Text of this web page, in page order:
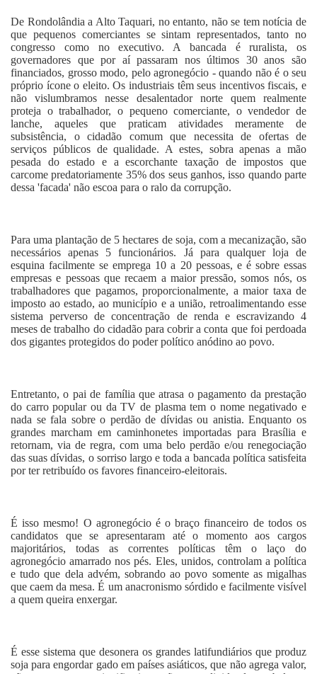
De Rondolândia a Alto Taquari, no entanto, não se tem notícia de
que pequenos comerciantes se sintam representados, tanto no
congresso como no executivo. A bancada é ruralista, os
governadores que por aí passaram nos últimos 30 anos são
financiados, grosso modo, pelo agronegócio - quando não é o seu
próprio ícone o eleito. Os industriais têm seus incentivos fiscais, e
não vislumbramos nesse desalentador norte quem realmente
proteja o trabalhador, o pequeno comerciante, o vendedor de
lanche, aqueles que praticam atividades meramente de
subsistência, o cidadão comum que necessita de ofertas de
serviços públicos de qualidade. A estes, sobra apenas a mão
pesada do estado e a escorchante taxação de impostos que
carcome predatoriamente 35% dos seus ganhos, isso quando parte
dessa 'facada' não escoa para o ralo da corrupção.
Para uma plantação de 5 hectares de soja, com a mecanização, são
necessários apenas 5 funcionários. Já para qualquer loja de
esquina facilmente se emprega 10 a 20 pessoas, e é sobre essas
empresas e pessoas que recaem a maior pressão, somos nós, os
trabalhadores que pagamos, proporcionalmente, a maior taxa de
imposto ao estado, ao município e a união, retroalimentando esse
sistema perverso de concentração de renda e escravizando 4
meses de trabalho do cidadão para cobrir a conta que foi perdoada
dos gigantes protegidos do poder político anódino ao povo.
Entretanto, o pai de família que atrasa o pagamento da prestação
do carro popular ou da TV de plasma tem o nome negativado e
nada se fala sobre o perdão de dívidas ou anistia. Enquanto os
grandes marcham em caminhonetes importadas para Brasília e
retornam, via de regra, com uma belo perdão e/ou renegociação
das suas dívidas, o sorriso largo e toda a bancada política satisfeita
por ter retribuído os favores financeiro-eleitorais.
É isso mesmo! O agronegócio é o braço financeiro de todos os
candidatos que se apresentaram até o momento aos cargos
majoritários, todas as correntes políticas têm o laço do
agronegócio amarrado nos pés. Eles, unidos, controlam a política
e tudo que dela advém, sobrando ao povo somente as migalhas
que caem da mesa. É um anacronismo sórdido e facilmente visível
a quem queira enxergar.
É esse sistema que desonera os grandes latifundiários que produz
soja para engordar gado em países asiáticos, que não agrega valor,